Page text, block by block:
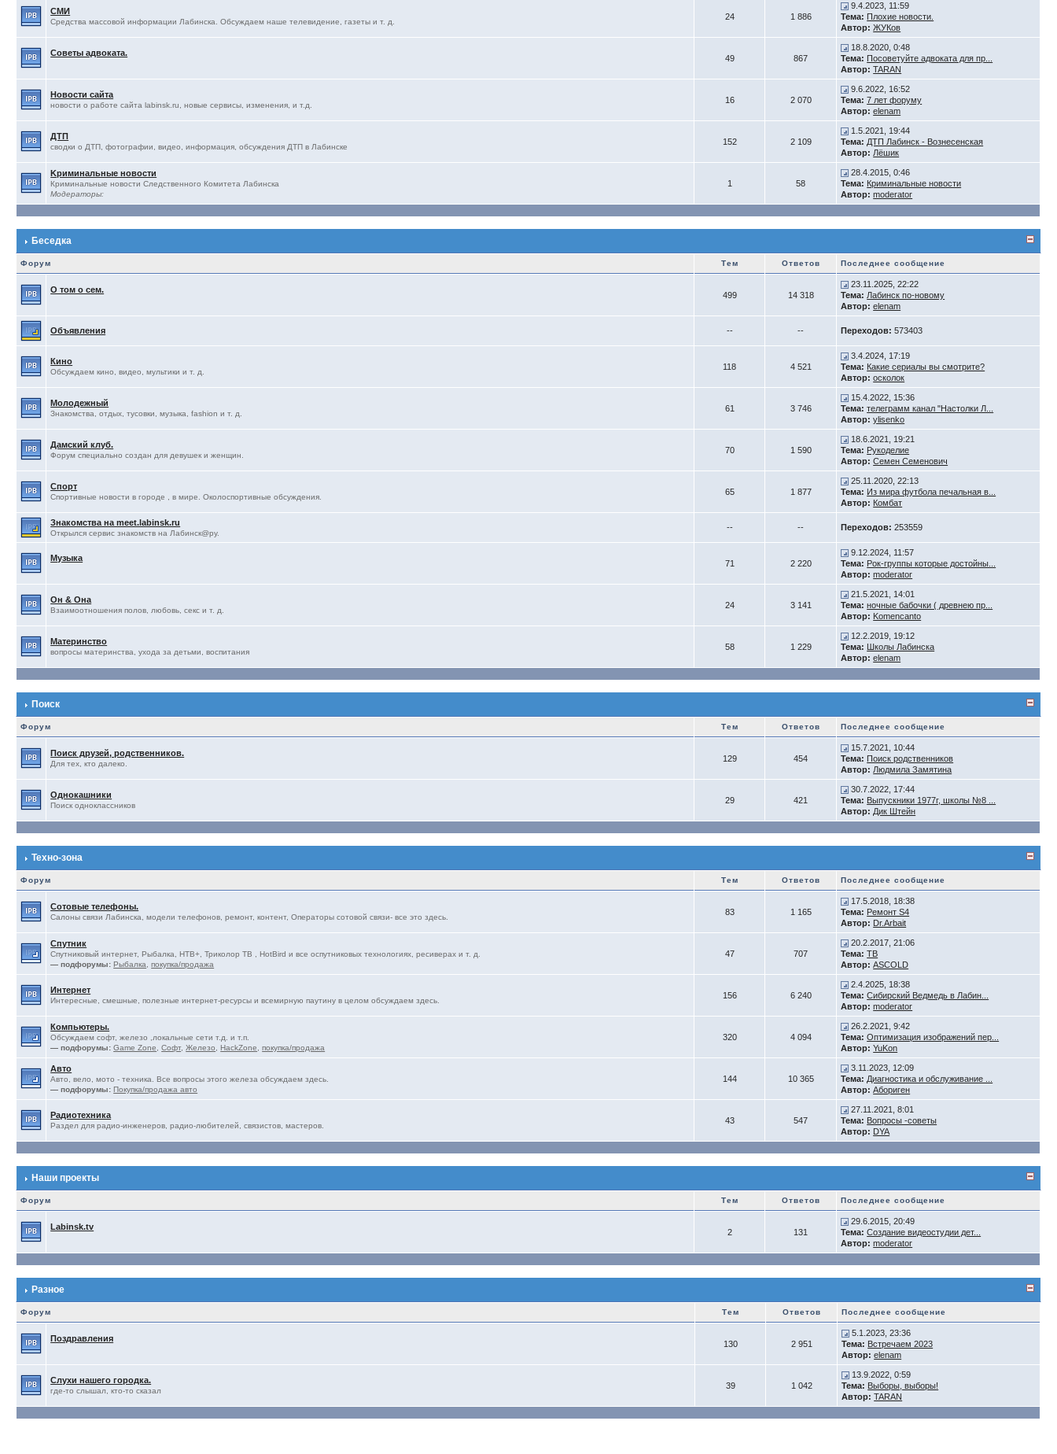
СМИ
Средства массовой информации Лабинска. Обсуждаем наше телевидение, газеты и т. д.
24 1 886
9.4.2023, 11:59
Тема: Плохие новости.
Автор: ЖУКов
Советы адвоката.
49 867
18.8.2020, 0:48
Тема: Посоветуйте адвоката для пр...
Автор: TARAN
Новости сайта
новости о работе сайта labinsk.ru, новые сервисы, изменения, и т.д.
16 2 070
9.6.2022, 16:52
Тема: 7 лет форуму
Автор: elenam
ДТП
сводки о ДТП, фотографии, видео, информация, обсуждения ДТП в Лабинске
152 2 109
1.5.2021, 19:44
Тема: ДТП Лабинск - Вознесенская
Автор: Лёшик
Kриминальные новости
Криминальные новости Следственного Комитета Лабинска
Модераторы:
1 58
28.4.2015, 0:46
Тема: Криминальные новости
Автор: moderator
Беседка
Форум Тем Ответов Последнее сообщение
О том о сем.
499 14 318
23.11.2025, 22:22
Тема: Лабинск по-новому
Автор: elenam
Объявления -- -- Переходов: 573403
Кино
Обсуждаем кино, видео, мультики и т. д.
118 4 521
3.4.2024, 17:19
Тема: Какие сериалы вы смотрите?
Автор: осколок
Молодежный
Знакомства, отдых, тусовки, музыка, fashion и т. д.
61 3 746
15.4.2022, 15:36
Тема: телеграмм канал "Настолки Л...
Автор: ylisenko
Дамский клуб.
Форум специально создан для девушек и женщин.
70 1 590
18.6.2021, 19:21
Тема: Рукоделие
Автор: Семен Семенович
Спорт
Спортивные новости в городе , в мире. Околоспортивные обсуждения.
65 1 877
25.11.2020, 22:13
Тема: Из мира футбола печальная в...
Автор: Комбат
Знакомства на meet.labinsk.ru
Открылся сервис знакомств на Лабинск@ру.
-- -- Переходов: 253559
Музыка
71 2 220
9.12.2024, 11:57
Тема: Рок-группы которые достойны...
Автор: moderator
Он & Она
Взаимоотношения полов, любовь, секс и т. д.
24 3 141
21.5.2021, 14:01
Тема: ночные бабочки ( древнею пр...
Автор: Komencanto
Материнство
вопросы материнства, ухода за детьми, воспитания
58 1 229
12.2.2019, 19:12
Тема: Школы Лабинска
Автор: elenam
Поиск
Форум Тем Ответов Последнее сообщение
Поиск друзей, родственников.
Для тех, кто далеко.
129 454
15.7.2021, 10:44
Тема: Поиск родственников
Автор: Людмила Замятина
Однокашники
Поиск одноклассников
29 421
30.7.2022, 17:44
Тема: Выпускники 1977г, школы №8 ...
Автор: Дик Штейн
Техно-зона
Форум Тем Ответов Последнее сообщение
Сотовые телефоны.
Салоны связи Лабинска, модели телефонов, ремонт, контент, Операторы сотовой связи- все это здесь.
83 1 165
17.5.2018, 18:38
Тема: Ремонт S4
Автор: Dr.Arbait
Спутник
Спутниковый интернет, Рыбалка, НТВ+, Триколор ТВ , HotBird и все оспутниковых технологиях, ресиверах и т. д.
— подфорумы: Рыбалка ,покупка/продажа
47 707
20.2.2017, 21:06
Тема: ТВ
Автор: ASCOLD
Интернет
Интересные, смешные, полезные интернет-ресурсы и всемирную паутину в целом обсуждаем здесь.
156 6 240
2.4.2025, 18:38
Тема: Сибирский Ведмедь в Лабин...
Автор: moderator
Компьютеры.
Обсуждаем софт, железо ,локальные сети т.д. и т.п.
— подфорумы: Game Zone ,Софт,Железо ,HackZone ,покупка/продажа
320 4 094
26.2.2021, 9:42
Тема: Оптимизация изображений пер...
Автор: YuKon
Авто
Авто, вело, мото - техника. Все вопросы этого железа обсуждаем здесь.
— подфорумы: Покупка/продажа авто
144 10 365
3.11.2023, 12:09
Тема: Диагностика и обслуживание ...
Автор: Абориген
Радиотехника
Раздел для радио-инженеров, радио-любителей, связистов, мастеров.
43 547
27.11.2021, 8:01
Тема: Вопросы -советы
Автор: DYA
Наши проекты
Форум Тем Ответов Последнее сообщение
Labinsk.tv
2 131
29.6.2015, 20:49
Тема: Создание видеостудии дет...
Автор: moderator
Разное
Форум Тем Ответов Последнее сообщение
Поздравления
130 2 951
5.1.2023, 23:36
Тема: Встречаем 2023
Автор: elenam
Слухи нашего городка.
где-то слышал, кто-то сказал
39 1 042
13.9.2022, 0:59
Тема: Выборы, выборы!
Автор: TARAN